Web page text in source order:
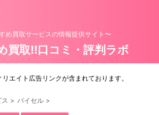
め買取サービスの情報提供サイト〜
買取!!口コミ・評判ラボ
エイト広告リンクが含まれております。
> バイセル >